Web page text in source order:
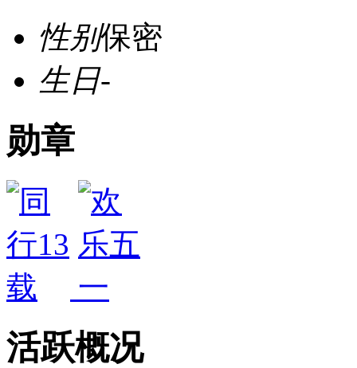
性别保密
生日-
勋章
活跃概况